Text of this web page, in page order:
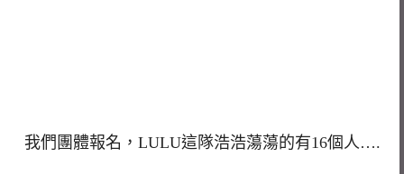
我們團體報名，LULU這隊浩浩蕩蕩的有16個人….